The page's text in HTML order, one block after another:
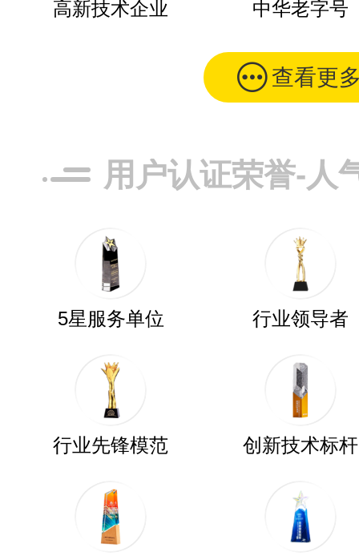
高新技术企业 中华老字号
查看更
用户认证荣誉-人
5星服务单位 行业领导者
行业先锋模范 创新技术标杆